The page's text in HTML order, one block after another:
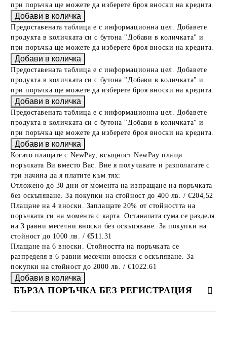
при поръчка ще можете да изберете броя вноски на кредита.
Предоставената таблица е с информационна цел. Добавете
продукта в количката си с бутона "Добави в количката" и
при поръчка ще можете да изберете броя вноски на кредита.
Предоставената таблица е с информационна цел. Добавете
продукта в количката си с бутона "Добави в количката" и
при поръчка ще можете да изберете броя вноски на кредита.
Предоставената таблица е с информационна цел. Добавете
продукта в количката си с бутона "Добави в количката" и
при поръчка ще можете да изберете броя вноски на кредита.
Когато плащате с NewPay, всъщност NewPay плаща
поръчката Ви вместо Вас. Вие я получавате и разполагате с
три начина да я платите към тях:
Отложено до 30 дни от момента на изпращане на поръчката
без оскъпяване. За покупки на стойност до 400 лв. / €204,52
Плащане на 4 вноски. Заплащате 20% от стойността на
поръчката си на момента с карта. Останалата сума се разделя
на 3 равни месечни вноски без оскъпяване. За покупки на
стойност до 1000 лв. / €511.31
Плащане на 6 вноски. Стойността на поръчката се
разпределя в 6 равни месечни вноски с оскъпяване. За
покупки на стойност до 2000 лв. / €1022.61
БЪРЗА ПОРЪЧКА БЕЗ РЕГИСТРАЦИЯ